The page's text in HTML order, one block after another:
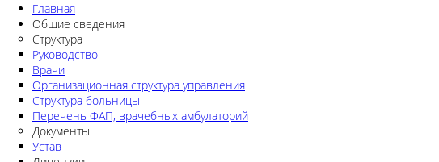
Главная
Общие сведения
Структура
Руководство
Врачи
Организационная структура управления
Структура больницы
Перечень ФАП, врачебных амбулаторий
Документы
Устав